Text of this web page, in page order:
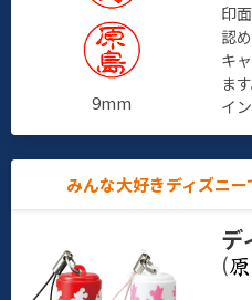
9mm
印
認
キ
ます
イ
みんな大好きディズニ
デ
(